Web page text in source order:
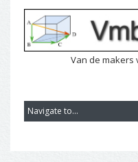
Van de makers